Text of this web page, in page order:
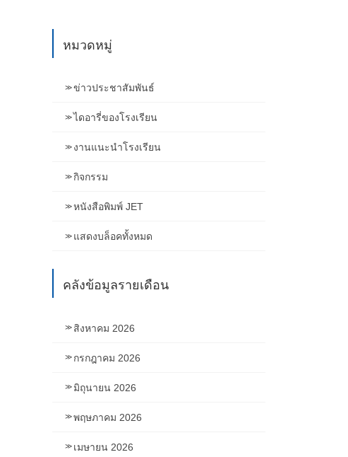
หมวดหมู่
ข่าวประชาสัมพันธ์
ไดอารี่ของโรงเรียน
งานแนะนำโรงเรียน
กิจกรรม
หนังสือพิมพ์ JET
แสดงบล็อคทั้งหมด
คลังข้อมูลรายเดือน
สิงหาคม 2026
กรกฎาคม 2026
มิถุนายน 2026
พฤษภาคม 2026
เมษายน 2026